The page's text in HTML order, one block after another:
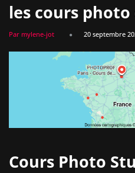
les cours
Par mylene-jot 20 septembre
Cours Photo